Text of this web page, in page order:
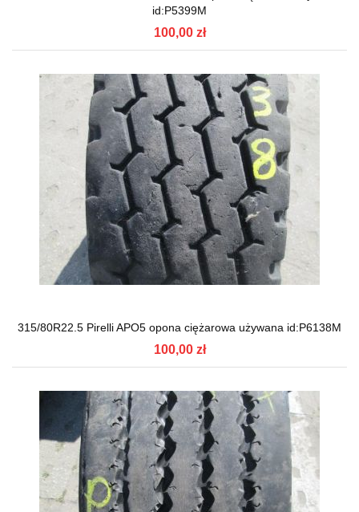
id:P5399M
100,00 zł
315/80R22.5 Pirelli APO5 opona ciężarowa używana id:P6138M
100,00 zł